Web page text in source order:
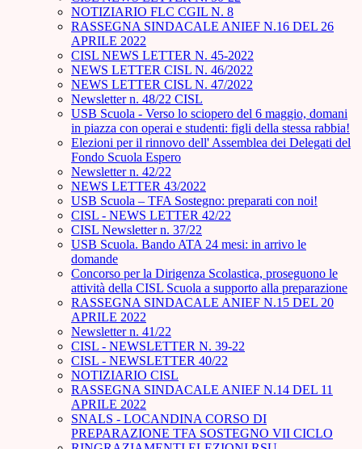
NOTIZIARIO FLC CGIL N. 8
RASSEGNA SINDACALE ANIEF N.16 DEL 26
APRILE 2022
CISL NEWS LETTER N. 45-2022
NEWS LETTER CISL N. 46/2022
NEWS LETTER CISL N. 47/2022
Newsletter n. 48/22 CISL
USB Scuola - Verso lo sciopero del 6 maggio, domani
in piazza con operai e studenti: figli della stessa rabbia!
Elezioni per il rinnovo dell' Assemblea dei Delegati del
Fondo Scuola Espero
Newsletter n. 42/22
NEWS LETTER 43/2022
USB Scuola – TFA Sostegno: preparati con noi!
CISL - NEWS LETTER 42/22
CISL Newsletter n. 37/22
USB Scuola. Bando ATA 24 mesi: in arrivo le
domande
Concorso per la Dirigenza Scolastica, proseguono le
attività della CISL Scuola a supporto alla preparazione
RASSEGNA SINDACALE ANIEF N.15 DEL 20
APRILE 2022
Newsletter n. 41/22
CISL - NEWSLETTER N. 39-22
CISL - NEWSLETTER 40/22
NOTIZIARIO CISL
RASSEGNA SINDACALE ANIEF N.14 DEL 11
APRILE 2022
SNALS - LOCANDINA CORSO DI
PREPARAZIONE TFA SOSTEGNO VII CICLO